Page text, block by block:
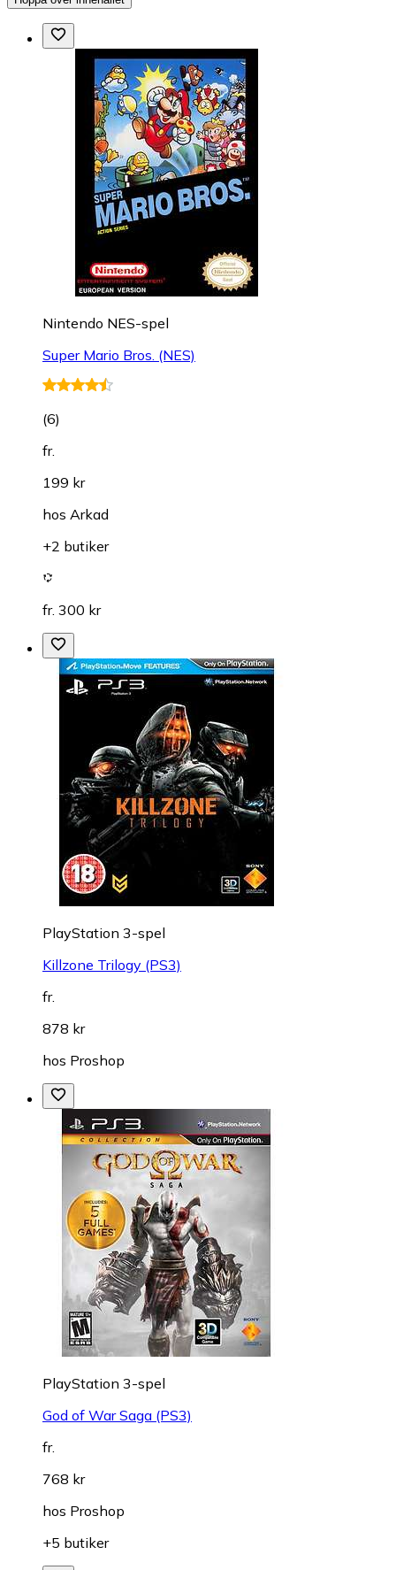
Nintendo NES-spel
Super Mario Bros. (NES)
(6)
fr.
199 kr
hos Arkad
+2 butiker
fr. 300 kr
PlayStation 3-spel
Killzone Trilogy (PS3)
fr.
878 kr
hos Proshop
PlayStation 3-spel
God of War Saga (PS3)
fr.
768 kr
hos Proshop
+5 butiker